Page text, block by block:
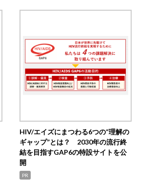
HIV/エイズにまつわる6つの“理解の
ギャップ”とは？ 2030年の流行終
結を目指すGAP6の特設サイトを公
開
PR